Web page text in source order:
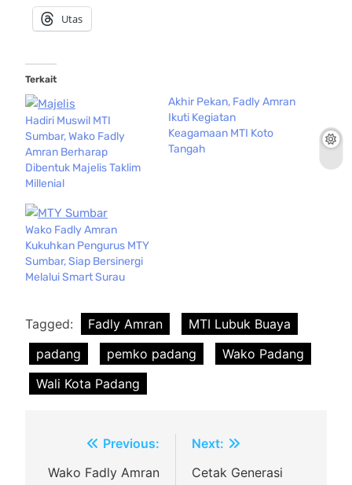
Utas
Terkait
Hadiri Muswil MTI
Sumbar, Wako Fadly
Amran Berharap
Dibentuk Majelis Taklim
Millenial
Akhir Pekan, Fadly Amran
Ikuti Kegiatan
Keagamaan MTI Koto
Tangah
Wako Fadly Amran
Kukuhkan Pengurus MTY
Sumbar, Siap Bersinergi
Melalui Smart Surau
Tagged: Fadly Amran
MTI Lubuk Buaya
padang
pemko padang
Wako Padang
Wali Kota Padang
Navigasi
pos
Previous:
Wako Fadly Amran
Next:
Cetak Generasi